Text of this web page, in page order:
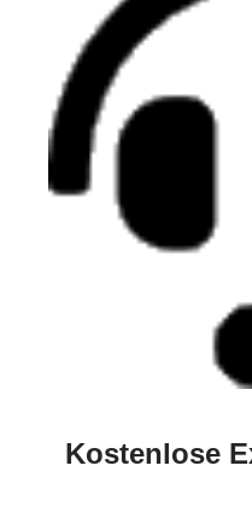
Kostenlose